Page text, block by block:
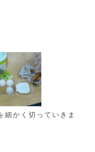
細かく切っていきま